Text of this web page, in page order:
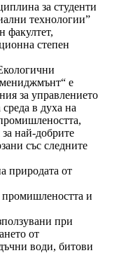
за студенти
технологии”
факултет,
степен
е
за управлението
в духа на
най-добрите
със следните
природата от
и
при
от
води, битови